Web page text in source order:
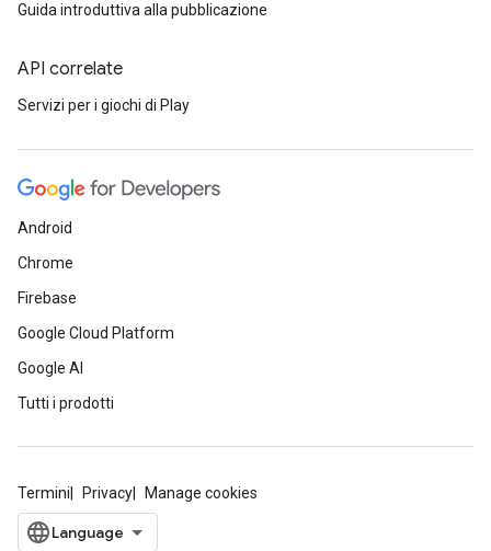
Guida introduttiva alla pubblicazione
API correlate
Servizi per i giochi di Play
Android
Chrome
Firebase
Google Cloud Platform
Google AI
Tutti i prodotti
Termini Privacy Manage cookies